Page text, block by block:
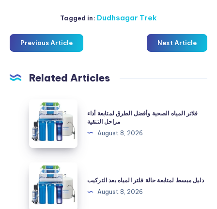
Tagged in: Dudhsagar Trek
Previous Article Next Article
Related Articles
فلاتر
المياه
الصحية
وأفضل
الطرق
لمتابعة
مراحل
التنقية
فلاتر المياه الصحية وأفضل الطرق لمتابعة أداء
مراحل التنقية
August 8, 2026
دليل
مبسط
لمتابعة
حالة
دليل مبسط لمتابعة حالة فلتر المياه بعد التركيب
August 8, 2026